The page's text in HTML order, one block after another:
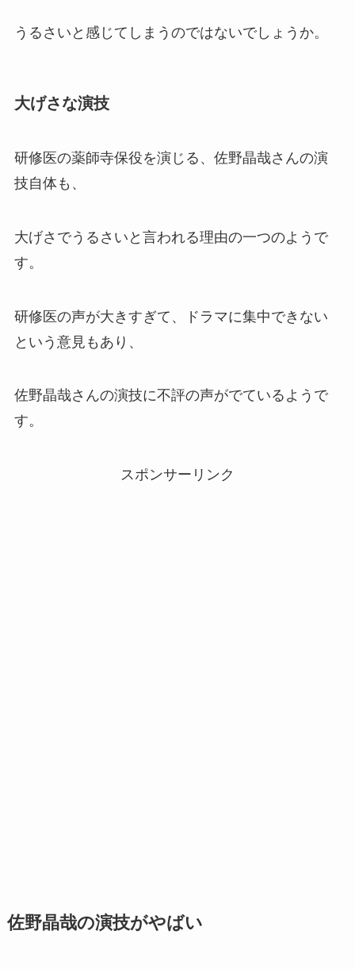
うるさいと感じてしまうのではないでしょうか。
大げさな演技
研修医の薬師寺保役を演じる、佐野晶哉さんの演
技自体も、
大げさでうるさいと言われる理由の一つのようで
す。
研修医の声が大きすぎて、ドラマに集中できない
という意見もあり、
佐野晶哉さんの演技に不評の声がでているようで
す。
スポンサーリンク
佐野晶哉の演技がやばい